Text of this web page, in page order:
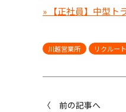
» 【正社員】中型ト
川越営業所 リクルート
〈 前の記事へ